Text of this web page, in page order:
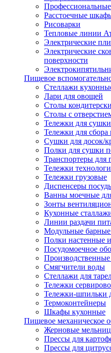
Расстоечные
Рисоварки
Тепловые линии
Электрические
Электрические
поверхности
Пищевое
Стеллажи
Лари для овощей
Столы
Столы с
Тележки для
Тележки для сбора
Сушки для досок/
Полки для сушки
Транспортеры для
Тележки
Тележки грузовые
Диспенсеры
Ванны моечные
Зонты
Кухонные
Линии раздачи
Модульные барные
Полки настенные
Посудомоечное
Смягчители воды
Стеллажи для
Тележки
Тележки-шпильки
Термоконтейнеры
Шкафы кухонные
Пищевое механическое
Жерновые
Прессы для
Прессы для